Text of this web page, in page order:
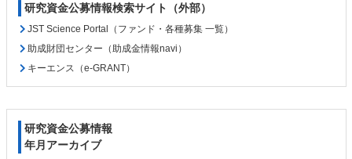
研究資金公募情報検索サイト（外部）
JST Science Portal（ファンド・各種募集 一覧）
助成財団センター（助成金情報navi）
キーエンス（e-GRANT）
研究資金公募情報
年月アーカイブ